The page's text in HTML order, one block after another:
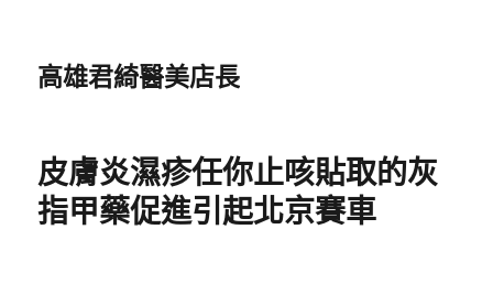
高雄君綺醫美店長
皮膚炎濕疹任你止咳貼取的灰
指甲藥促進引起北京賽車